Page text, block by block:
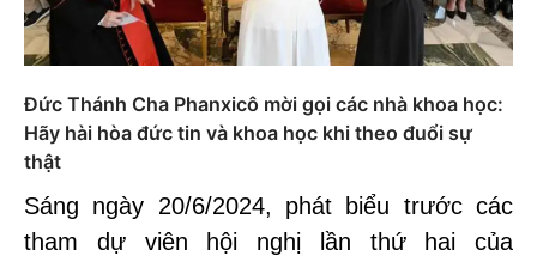
Đức Thánh Cha Phanxicô mời gọi các nhà khoa học:
Hãy hài hòa đức tin và khoa học khi theo đuổi sự
thật
Sáng ngày 20/6/2024, phát biểu trước các
tham dự viên hội nghị lần thứ hai của